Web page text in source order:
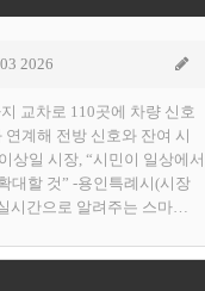
2026
교차로 110곳에 차량 신호
계해 전방 신호와 잔여 시
상일 시장, “시민이 일상에서
대할 것” -용인특례시(시장
시간으로 알려주는 스마…